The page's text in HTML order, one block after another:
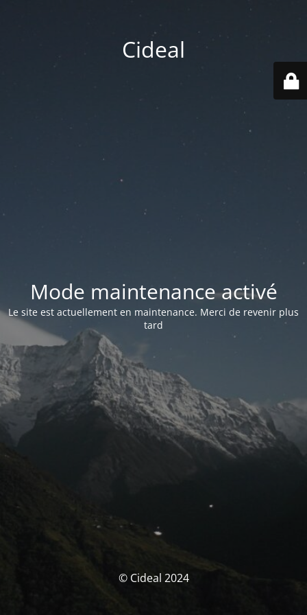
Cideal
Mode maintenance activé
Le site est actuellement en maintenance. Merci de revenir plus
tard
© Cideal 2024